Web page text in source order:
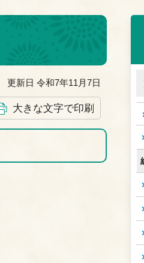
更新日 令和7年11月7日
大きな文字で印刷